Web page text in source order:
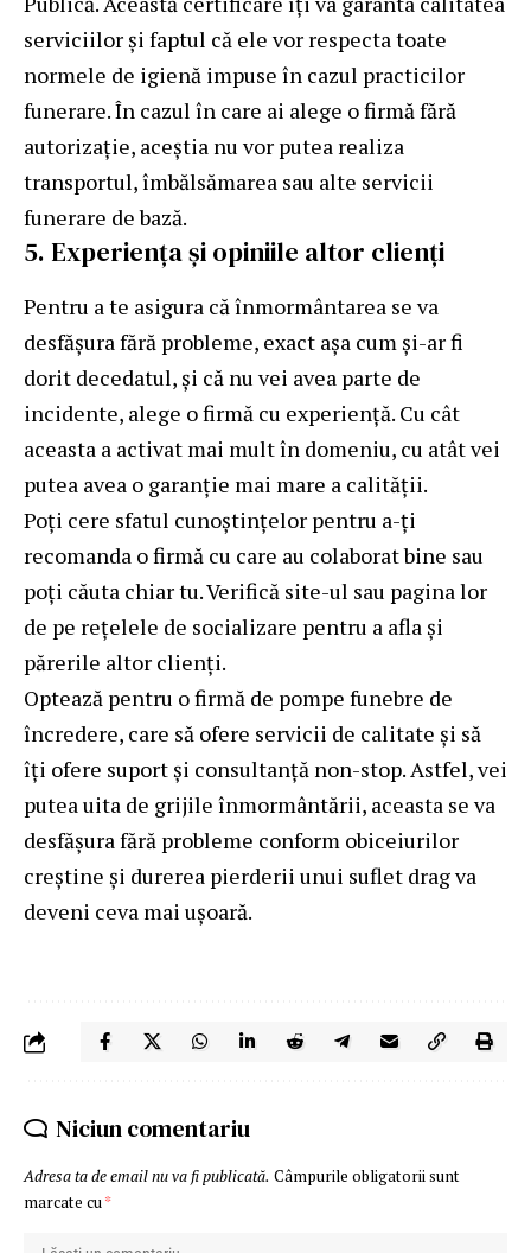
serviciilor și faptul că ele vor respecta toate
normele de igienă impuse în cazul practicilor
funerare. În cazul în care ai alege o firmă fără
autorizație, aceștia nu vor putea realiza
transportul, îmbălsămarea sau alte servicii
funerare de bază.
5. Experiența și opiniile altor clienți
Pentru a te asigura că înmormântarea se va
desfășura fără probleme, exact așa cum și-ar fi
dorit decedatul, și că nu vei avea parte de
incidente, alege o firmă cu experiență. Cu cât
aceasta a activat mai mult în domeniu, cu atât vei
putea avea o garanție mai mare a calității.
Poți cere sfatul cunoștințelor pentru a-ți
recomanda o firmă cu care au colaborat bine sau
poți căuta chiar tu. Verifică site-ul sau pagina lor
de pe rețelele de socializare pentru a afla și
părerile altor clienți.
Optează pentru o firmă de pompe funebre de
încredere, care să ofere servicii de calitate și să
îți ofere suport și consultanță non-stop. Astfel, vei
putea uita de grijile înmormântării, aceasta se va
desfășura fără probleme conform obiceiurilor
creștine și durerea pierderii unui suflet drag va
deveni ceva mai ușoară.
Niciun comentariu
Adresa ta de email nu va fi publicată. Câmpurile obligatorii sunt
marcate cu*